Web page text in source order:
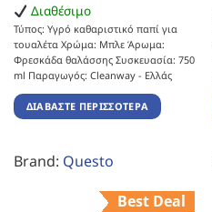
Διαθέσιμο
Τύπος: Υγρό καθαριστικό παπί για
τουαλέτα Χρώμα: Μπλε Άρωμα:
Φρεσκάδα θαλάσσης Συσκευασία: 750
ml Παραγωγός: Cleanway - Ελλάς
ΔΙΑΒΆΣΤΕ ΠΕΡΙΣΣΌΤΕΡΑ
Brand: Questo
Best Deal